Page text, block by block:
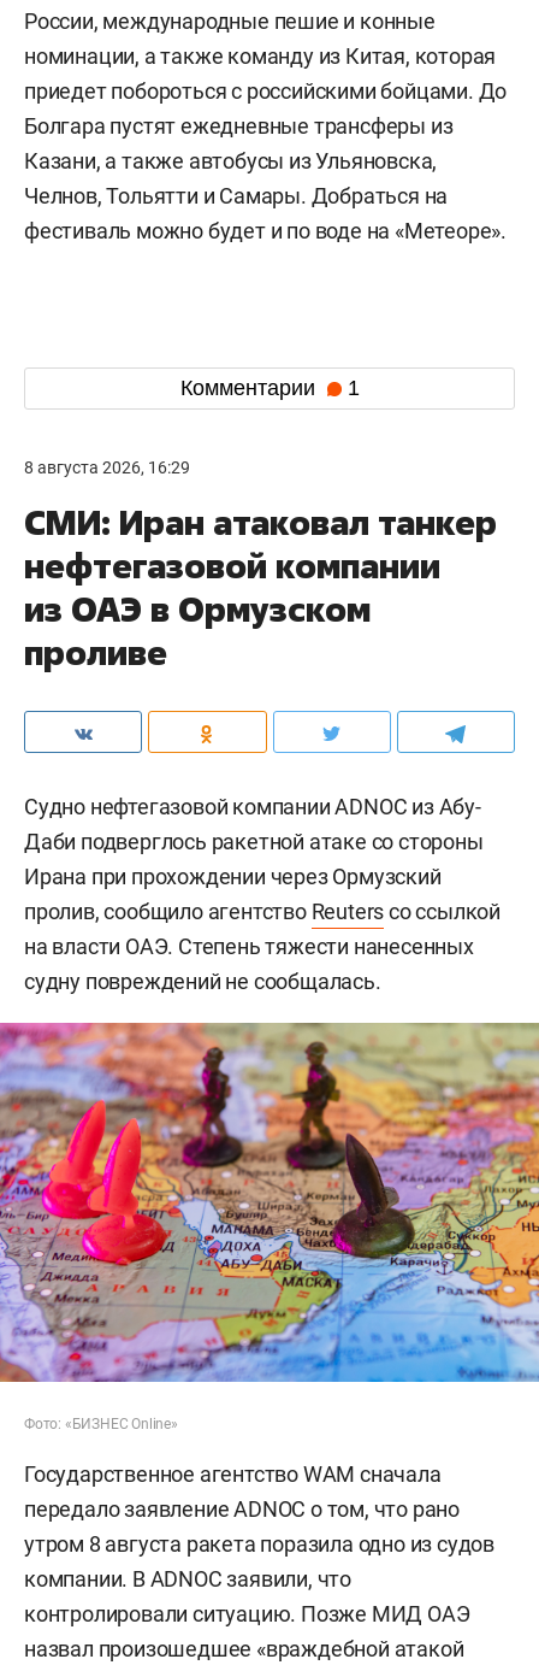
России, международные пешие и конные
номинации, а также команду из Китая, которая
приедет побороться с российскими бойцами. До
Болгара пустят ежедневные трансферы из
Казани, а также автобусы из Ульяновска,
Челнов, Тольятти и Самары. Добраться на
фестиваль можно будет и по воде на «Метеоре».
Комментарии 1
8 августа 2026, 16:29
СМИ: Иран атаковал танкер
нефтегазовой компании
из ОАЭ в Ормузском
проливе
Судно нефтегазовой компании ADNOC из Абу-
Даби подверглось ракетной атаке со стороны
Ирана при прохождении через Ормузский
пролив, сообщило агентство Reutersсо ссылкой
на власти ОАЭ. Степень тяжести нанесенных
судну повреждений не сообщалась.
Фото: «БИЗНЕС Online»
Государственное агентство WAM сначала
передало заявление ADNOC о том, что рано
утром 8 августа ракета поразила одно из судов
компании. В ADNOC заявили, что
контролировали ситуацию. Позже МИД ОАЭ
назвал произошедшее «враждебной атакой